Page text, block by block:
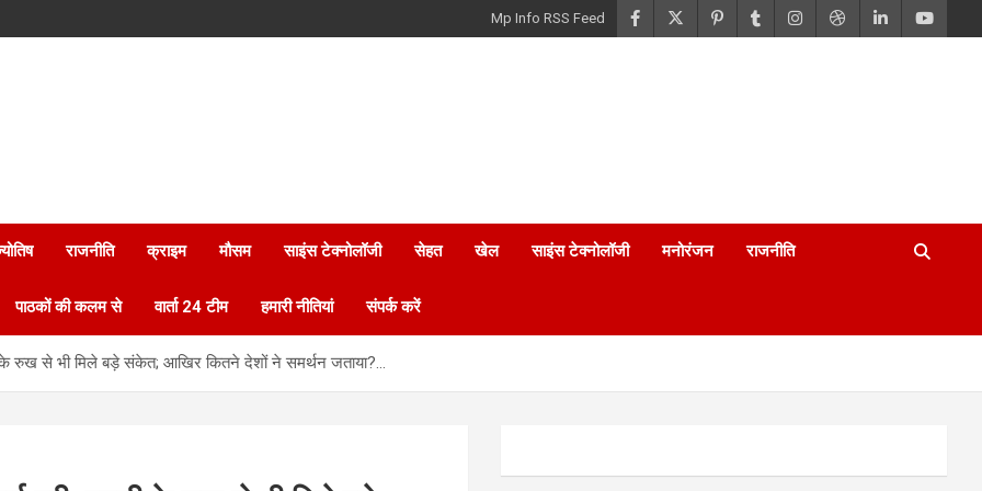
Mp Info RSS Feed
राजनीति क्राइम मौसम साइंस टेक्नोलॉजी सेहत खेल साइंस टेक्नोलॉजी मनोरंजन राजनीति
पाठकों की कलम से वार्ता 24 टीम हमारी नीतियां संपर्क करें
के रुख से भी मिले बड़े संकेत; आखिर कितने देशों ने समर्थन जताया?…